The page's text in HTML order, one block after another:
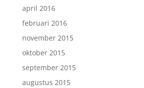
april 2016
februari 2016
november 2015
oktober 2015
september 2015
augustus 2015